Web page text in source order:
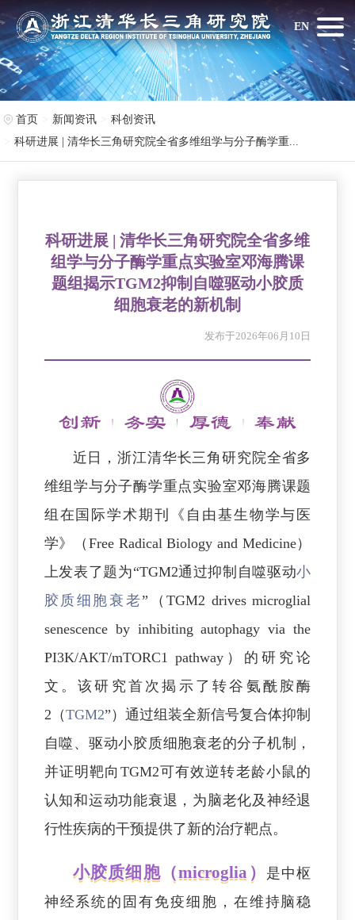
EN
首页 新闻资讯
科创资讯
科研进展 | 清华长三角研究院全省多维组学与分子酶学重...
科研进展 | 清华长三角研究院全省多维
组学与分子酶学重点实验室邓海腾课
题组揭示TGM2抑制自噬驱动小胶质
细胞衰老的新机制
发布于2026年06月10日
近日，浙江清华长三角研究院全省多
维组学与分子酶学重点实验室邓海腾课题
组在国际学术期刊《自由基生物学与医
学》（Free Radical Biology and Medicine）
上发表了题为“TGM2通过抑制自噬驱动小
胶质细胞衰老”（TGM2 drives microglial
senescence by inhibiting autophagy via the
PI3K/AKT/mTORC1 pathway）的研究论
文。该研究首次揭示了转谷氨酰胺酶
2（TGM2”）通过组装全新信号复合体抑制
自噬、驱动小胶质细胞衰老的分子机制，
并证明靶向TGM2可有效逆转老龄小鼠的
认知和运动功能衰退，为脑老化及神经退
行性疾病的干预提供了新的治疗靶点。
小胶质细胞（microglia）
是中枢
神经系统的固有免疫细胞，在维持脑稳